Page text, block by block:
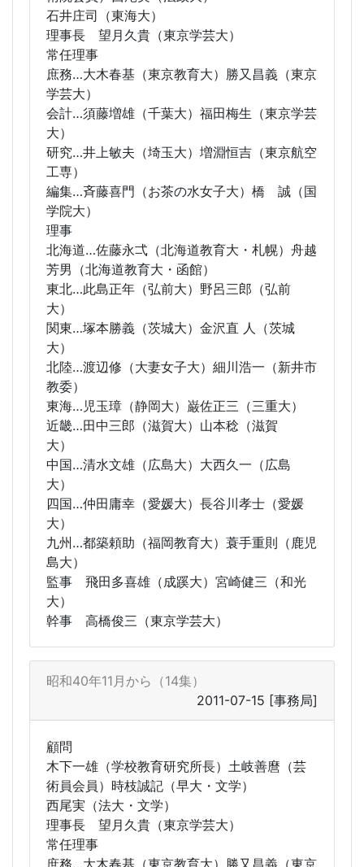
石井庄司（東海大）
理事長 望月久貴（東京学芸大）
常任理事
庶務…大木春基（東京教育大）勝又昌義（東京
学芸大）
会計…須藤増雄（千葉大）福田梅生（東京学芸
大）
研究…井上敏夫（埼玉大）増淵恒吉（東京航空
工専）
編集…斉藤喜門（お茶の水女子大）橋 誠（国
学院大）
理事
北海道…佐藤永弌（北海道教育大・札幌）舟越
芳男（北海道教育大・函館）
東北…此島正年（弘前大）野呂三郎（弘前
大）
関東…塚本勝義（茨城大）金沢直 人（茨城
大）
北陸…渡辺修（大妻女子大）細川浩一（新井市
教委）
東海…児玉璋（静岡大）巌佐正三（三重大）
近畿…田中三郎（滋賀大）山本稔（滋賀
大）
中国…清水文雄（広島大）大西久一（広島
大）
四国…仲田庸幸（愛媛大）長谷川孝士（愛媛
大）
九州…都築頼助（福岡教育大）蓑手重則（鹿児
島大）
監事 飛田多喜雄（成蹊大）宮崎健三（和光
大）
幹事 高橋俊三（東京学芸大）
昭和40年11月から（14集）
2011-07-15 [事務局]
顧問
木下一雄（学校教育研究所長）土岐善麿（芸
術員会員）時枝誠記（早大・文学）
西尾実（法大・文学）
理事長 望月久貴（東京学芸大）
常任理事